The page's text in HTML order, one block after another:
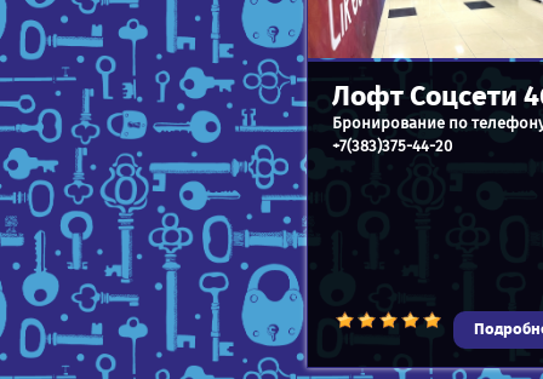
Лофт Соцсети
Бронирование по
+7(383)375-44-20